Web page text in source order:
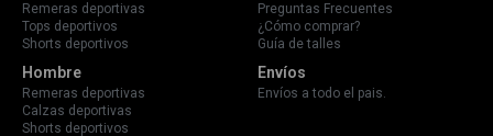
Remeras deportivas
Tops deportivos
Shorts deportivos
Hombre
Remeras deportivas
Calzas deportivas
Shorts deportivos
Preguntas Frecuentes
¿Cómo comprar?
Guía de talles
Envíos
Envíos a todo el pais.